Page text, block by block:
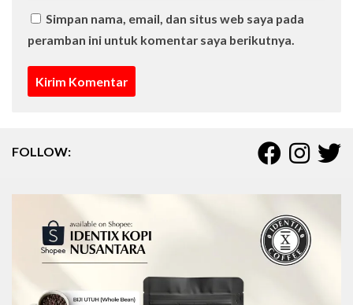
Simpan nama, email, dan situs web saya pada
peramban ini untuk komentar saya berikutnya.
FOLLOW: